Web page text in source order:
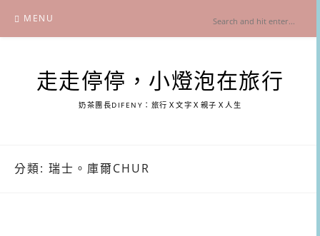
content
MENU
走走停停，小燈泡在旅行
奶茶團長DIFENY：旅行Ｘ文字Ｘ親子Ｘ人生
分類: 瑞士。庫爾CHUR